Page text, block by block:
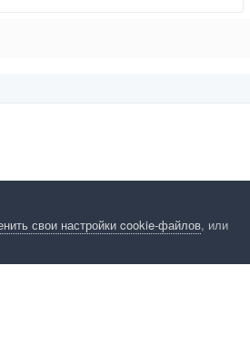
Таблица лидеров Администрация
свои настройки cookie-файлов, или